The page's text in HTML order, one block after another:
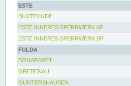
ESTE
BUXTEHUDE
ESTE INNERES SPERRWERK AP
ESTE INNERES SPERRWERK BP
FULDA
BONAFORTH
GREBENAU
GUNTERSHAUSEN